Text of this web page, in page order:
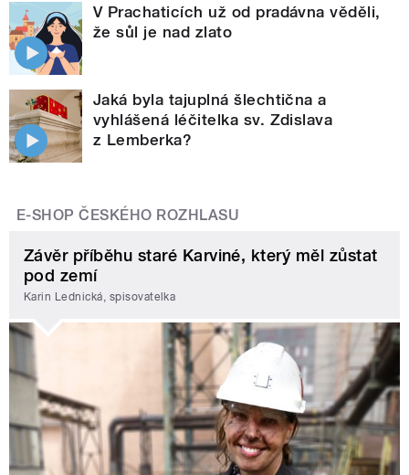
V Prachaticích už od pradávna věděli,
že sůl je nad zlato
Jaká byla tajuplná šlechtična a
vyhlášená léčitelka sv. Zdislava
z Lemberka?
E-SHOP ČESKÉHO ROZHLASU
Závěr příběhu staré Karviné, který měl zůstat
pod zemí
Karin Lednická, spisovatelka